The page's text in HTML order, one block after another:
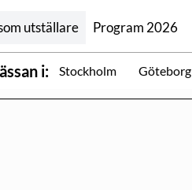
utställare Program 2026
i: Stockholm Göteborg